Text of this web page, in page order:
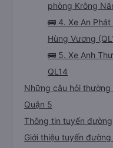
phòng Krông
🚌 4. Xe An
Hùng Vương
🚌 5. Xe Anh
QL14
Những câu hỏi
Quận 5
Thông tin tuyến đường
Giới thiệu tuyến